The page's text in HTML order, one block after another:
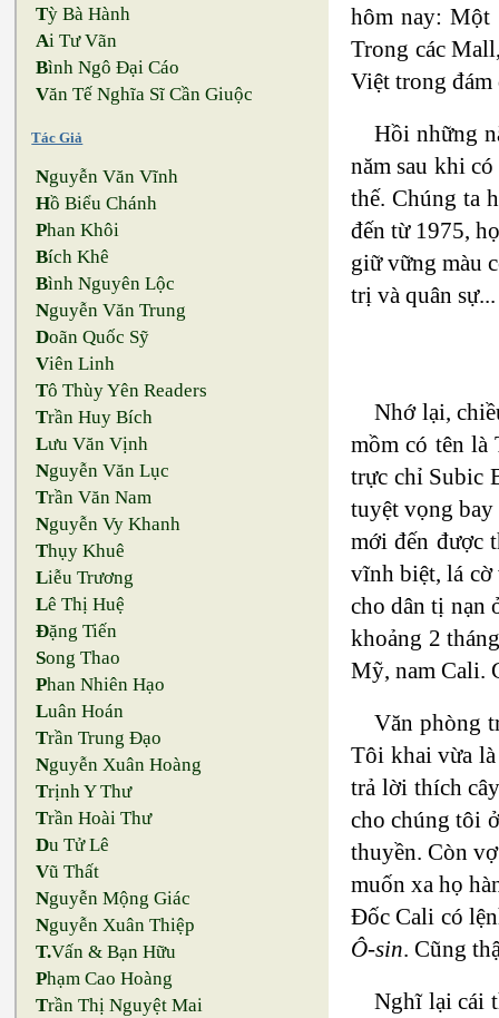
Tỳ Bà Hành
Ai Tư Vãn
Bình Ngô Đại Cáo
Văn Tế Nghĩa Sĩ Cần Giuộc
Tác Giả
Nguyễn Văn Vĩnh
Hồ Biểu Chánh
Phan Khôi
Bích Khê
Bình Nguyên Lộc
Nguyễn Văn Trung
Doãn Quốc Sỹ
Viên Linh
Tô Thùy Yên Readers
Trần Huy Bích
Lưu Văn Vịnh
Nguyễn Văn Lục
Trần Văn Nam
Nguyễn Vy Khanh
Thụy Khuê
Liễu Trương
Lê Thị Huệ
Đặng Tiến
Song Thao
Phan Nhiên Hạo
Luân Hoán
Trần Trung Đạo
Nguyễn Xuân Hoàng
Trịnh Y Thư
Trần Hoài Thư
Du Tử Lê
Vũ Thất
Nguyễn Mộng Giác
Nguyễn Xuân Thiệp
T.Vấn & Bạn Hữu
Phạm Cao Hoàng
Trần Thị Nguyệt Mai
hôm nay: Một
Trong các
Việt trong
Hồi những
năm sau khi
thế. Chúng ta
đến từ 1975,
giữ vững màu
trị và quân sự...
Nhớ lại,
mồm có tên là
trực chỉ Subic
tuyệt vọng bay
mới đến được
vĩnh biệt, lá cờ
cho dân tị nạn
khoảng 2
Mỹ, nam Cali.
Văn phòng
Tôi khai vừa
trả lời thích
cho chúng tôi
thuyền. Còn
muốn xa họ
Đốc Cali có
Ô-sin. Cũng
Nghĩ lại cái